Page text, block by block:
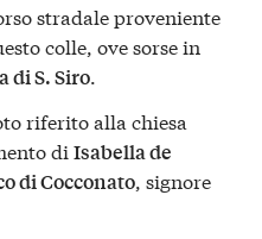
stradale proveniente
colle, ove sorse in
di S. Siro.
riferito alla chiesa
di Isabella de
di Cocconato , signore